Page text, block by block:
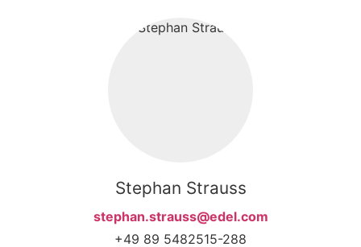
Stephan Strauss
stephan.strauss@edel.com
+49 89 5482515-288